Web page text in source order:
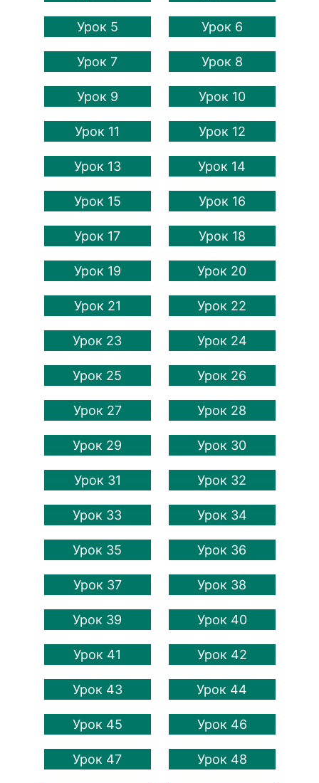
Урок 5 Урок 6
Урок 7 Урок 8
Урок 9 Урок 10
Урок 11 Урок 12
Урок 13 Урок 14
Урок 15 Урок 16
Урок 17 Урок 18
Урок 19 Урок 20
Урок 21 Урок 22
Урок 23 Урок 24
Урок 25 Урок 26
Урок 27 Урок 28
Урок 29 Урок 30
Урок 31 Урок 32
Урок 33 Урок 34
Урок 35 Урок 36
Урок 37 Урок 38
Урок 39 Урок 40
Урок 41 Урок 42
Урок 43 Урок 44
Урок 45 Урок 46
Урок 47 Урок 48